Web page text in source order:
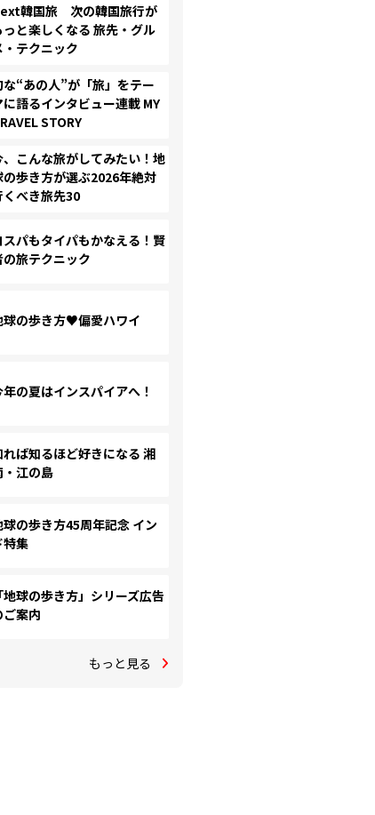
韓国旅 次の韓国旅行が
っと楽しくなる 旅先・グル
・テクニック
な“あの人”が「旅」をテー
に語るインタビュー連載 MY
STORY
、こんな旅がしてみたい！地
の歩き方が選ぶ2026年絶対
くべき旅先30
スパもタイパもかなえる！賢
の旅テクニック
球の歩き方♥偏愛ハワイ
年の夏はインスパイアへ！
れば知るほど好きになる 湘
・江の島
球の歩き方45周年記念 イン
特集
「地球の歩き方」シリーズ広告
ご案内
もっと見る